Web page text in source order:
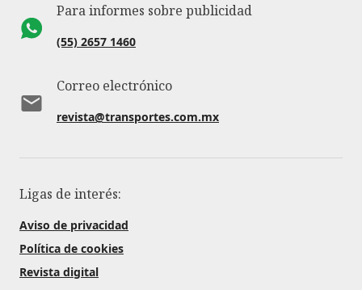
Para informes sobre publicidad
(55) 2657 1460
Correo electrónico
revista@transportes.com.mx
Ligas de interés:
Aviso de privacidad
Política de cookies
Revista digital